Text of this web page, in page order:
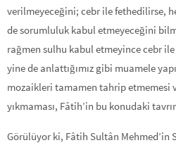
verilmeyeceğini; cebr ile fethedilirse,
de sorumluluk kabul etmeyeceğini
rağmen sulhu kabul etmeyince cebr
yine de anlattığımız gibi muamele
mozaikleri tamamen tahrip etmemesi
yıkmaması, Fâtih’in bu konudaki
Görülüyor ki, Fâtih Sultân Mehmed’in